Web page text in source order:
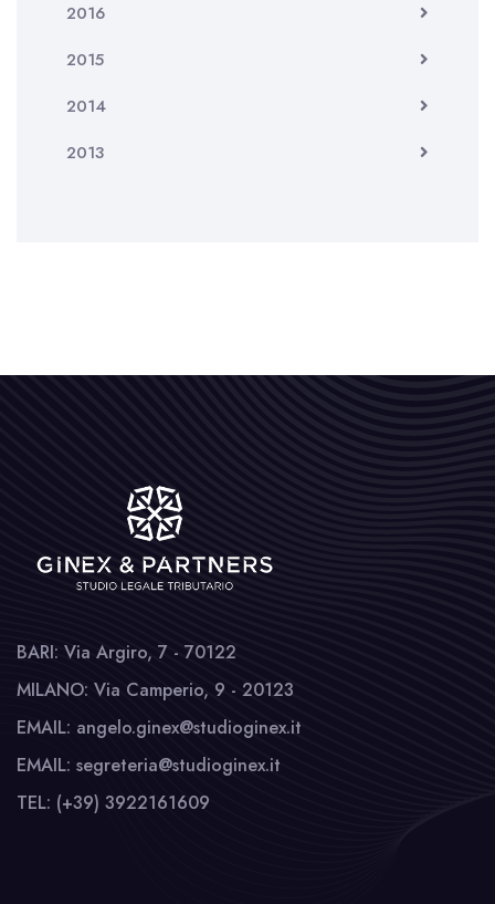
2016
2015
2014
2013
BARI: Via Argiro, 7 - 70122
MILANO: Via Camperio, 9 - 20123
EMAIL: angelo.ginex@studioginex.it
EMAIL: segreteria@studioginex.it
TEL: (+39) 3922161609